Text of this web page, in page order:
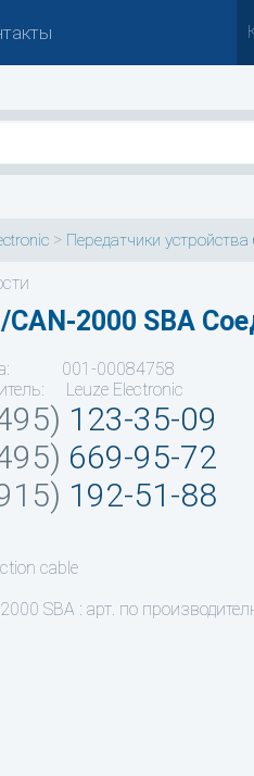
> Передатчики
CAN-2000 SBA
001-00084758
Leuze Electronic
123-35-09
669-95-72
192-51-88
cable
SBA : арт. по